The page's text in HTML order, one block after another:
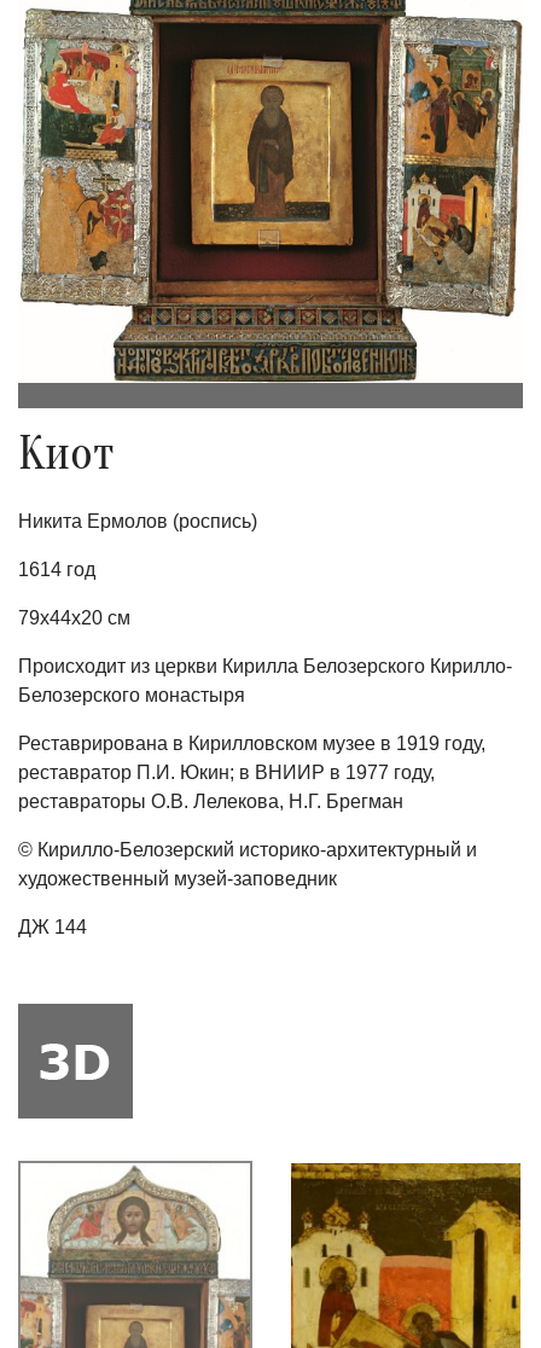
Киот
Никита Ермолов (роспись)
1614 год
79x44x20 см
Происходит из церкви Кирилла Белозерского Кирилло-
Белозерского монастыря
Реставрирована в Кирилловском музее в 1919 году,
реставратор П.И. Юкин; в ВНИИР в 1977 году,
реставраторы О.В. Лелекова, Н.Г. Брегман
© Кирилло-Белозерский историко-архитектурный и
художественный музей-заповедник
ДЖ 144